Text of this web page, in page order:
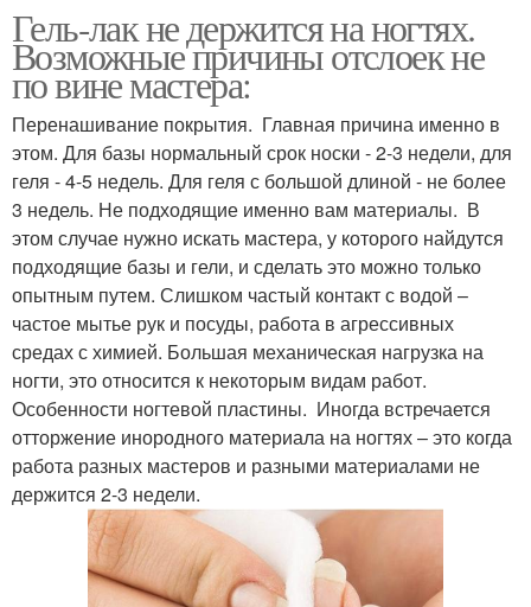
Гель-лак не держится на ногтях.
Возможные причины отслоек не
по вине мастера:
Перенашивание покрытия. Главная причина именно в
этом. Для базы нормальный срок носки - 2-3 недели, для
геля - 4-5 недель. Для геля с большой длиной - не более
3 недель. Не подходящие именно вам материалы. В
этом случае нужно искать мастера, у которого найдутся
подходящие базы и гели, и сделать это можно только
опытным путем. Слишком частый контакт с водой –
частое мытье рук и посуды, работа в агрессивных
средах с химией. Большая механическая нагрузка на
ногти, это относится к некоторым видам работ.
Особенности ногтевой пластины. Иногда встречается
отторжение инородного материала на ногтях – это когда
работа разных мастеров и разными материалами не
держится 2-3 недели.